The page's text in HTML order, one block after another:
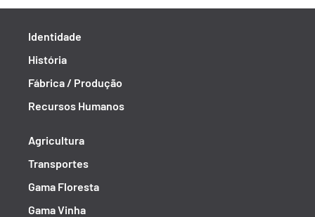
Identidade
História
Fábrica / Produção
Recursos Humanos
Agricultura
Transportes
Gama Floresta
Gama Vinha